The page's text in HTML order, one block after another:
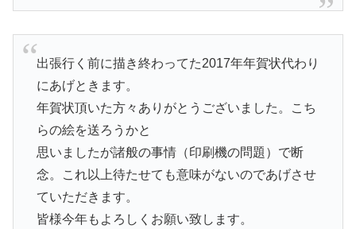
出張行く前に描き終わってた2017年年賀状代わり
にあげときます。
年賀状頂いた方々ありがとうございました。こち
らの絵を送ろうかと
思いましたが諸般の事情（印刷機の問題）で断
念。これ以上待たせても意味がないのであげさせ
ていただきます。
皆様今年もよろしくお願い致します。